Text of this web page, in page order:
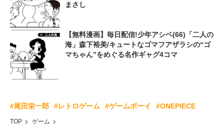
まさし
【無料漫画】毎日配信!少年アシベ(66)「二人の
海」森下裕美/キュートなゴマフアザラシの“ゴ
マちゃん”をめぐる名作ギャグ4コマ
#尾田栄一郎 #レトロゲーム #ゲームボーイ #ONEPIECE
TOP
ゲーム